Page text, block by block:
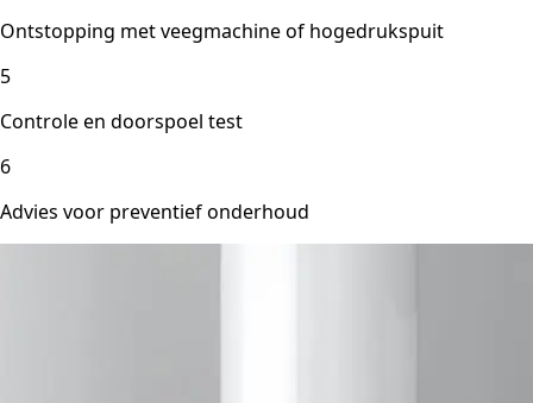
Ontstopping met veegmachine of hogedrukspuit
5
Controle en doorspoel test
6
Advies voor preventief onderhoud